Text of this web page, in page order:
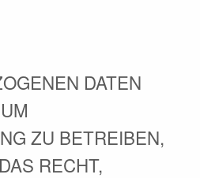
DATEN
ZU BETREIBEN,
RECHT,